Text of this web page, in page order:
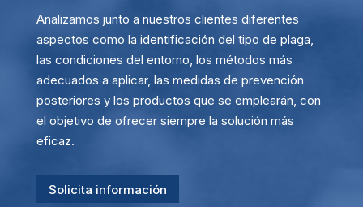
Analizamos junto a nuestros clientes diferentes
aspectos como la identificación del tipo de plaga,
las condiciones del entorno, los métodos más
adecuados a aplicar, las medidas de prevención
posteriores y los productos que se emplearán, con
el objetivo de ofrecer siempre la solución más
eficaz.
Solicita información